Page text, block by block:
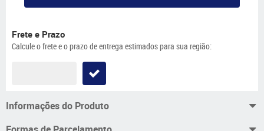
Frete e Prazo
Calcule o frete e o prazo de entrega estimados para sua região:
Informações do Produto